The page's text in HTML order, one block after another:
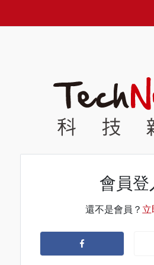
會員登
還不是會員？ 立